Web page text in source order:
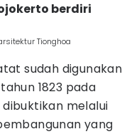
berdiri
Tionghoa
sudah digunakan
1823 pada
melalui
yang